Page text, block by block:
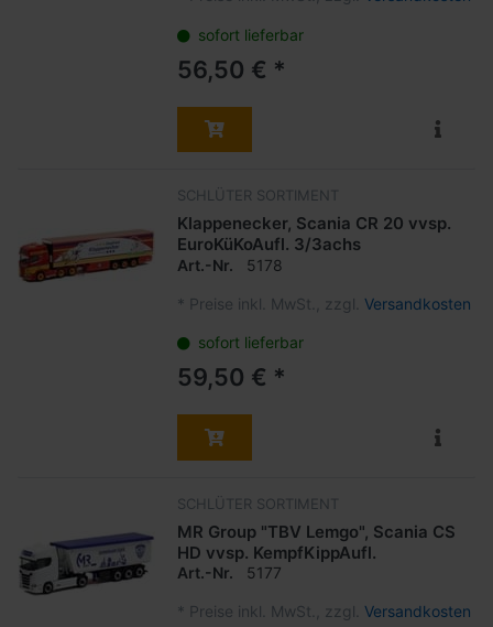
sofort lieferbar
56,50 € *
SCHLÜTER SORTIMENT
Klappenecker, Scania CR 20 vvsp.
EuroKüKoAufl. 3/3achs
Art.-Nr. 5178
* Preise inkl. MwSt., zzgl. Versandkosten
sofort lieferbar
59,50 € *
SCHLÜTER SORTIMENT
MR Group "TBV Lemgo", Scania CS
HD vvsp. KempfKippAufl.
Art.-Nr. 5177
* Preise inkl. MwSt., zzgl. Versandkosten